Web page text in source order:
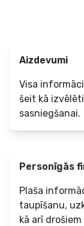
Aizdevumi
Visa
šeit kā
sasniegšanai.
Personīgās
Plaša
taupīšanu,
kā arī